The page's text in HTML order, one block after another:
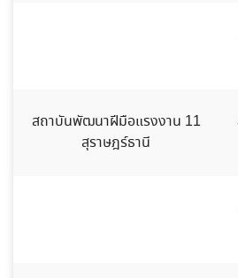
สถาบันพัฒนาฝีมือแรงงาน 11
สุราษฎร์ธานี